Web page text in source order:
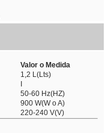
Valor o Medida
1,2 L(Lts)
50-60 Hz(HZ)
900 W(W o A)
220-240 V(V)